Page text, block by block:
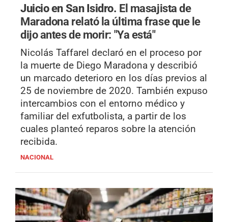
Juicio en San Isidro. El masajista de
Maradona relató la última frase que le
dijo antes de morir: "Ya está"
Nicolás Taffarel declaró en el proceso por
la muerte de Diego Maradona y describió
un marcado deterioro en los días previos al
25 de noviembre de 2020. También expuso
intercambios con el entorno médico y
familiar del exfutbolista, a partir de los
cuales planteó reparos sobre la atención
recibida.
NACIONAL